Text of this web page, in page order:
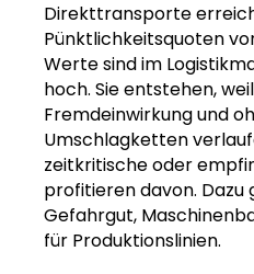
Direkttransporte
Pünktlichkeitsquoten
Werte sind im
hoch. Sie entstehen,
Fremdeinwirkung und
Umschlagketten
zeitkritische oder
profitieren davon.
Gefahrgut,
für Produktionslinien.